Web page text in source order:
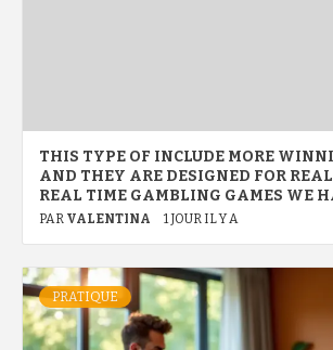
THIS TYPE OF INCLUDE MORE
AND THEY ARE DESIGNED FOR
REAL TIME GAMBLING GAMES WE
PAR VALENTINA 1 JOUR IL Y A
PRATIQUE